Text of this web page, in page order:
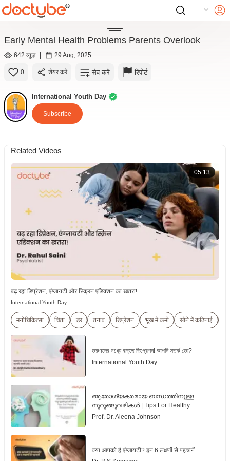
---
Early Mental Health Problems Parents Overlook
642 व्यूज़ | 29 Aug, 2025
0 शेयर करें सेव करें रिपोर्ट
International Youth Day
Subscribe
Related Videos
05:13
बढ़ रहा डिप्रेशन, एंग्जायटी और स्क्रिन एडिक्शन का खतरा!
International Youth Day
मनोचिकित्सा चिंता डर तनाव डिप्रेशन भूख में कमी सोने में कठिनाई
তরুণদের মধ্যে বাড়ছে ডিপ্রেশন! আপনি সতর্ক তো?
International Youth Day
ആരോഗ്യകരമായ ബന്ധത്തിനുള്ള
നുറുങ്ങുവഴികൾ | Tips For Healthy
Relationship | Malayalam
Prof. Dr. Aleena Johnson
क्या आपको है एंग्जायटी? इन 6 लक्षणों से पहचानें